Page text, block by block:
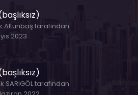
Altunbaş tarafından
2023
SARIGÖL tarafından